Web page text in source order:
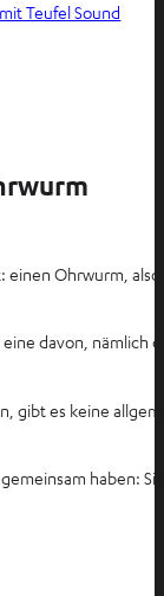
Teufel Sound
einen Ohrwurm, also
davon,
gibt es keine
haben: